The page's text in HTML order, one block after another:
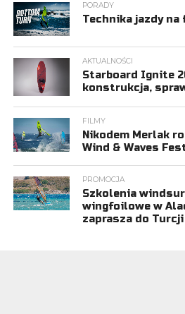
PORADY
Technika jazdy
AKTUALNOŚCI
Starboard Ignite
konstrukcja,
FILMY
Nikodem Merlak
Wind & Waves
PROMOCJA
Szkolenia
wingfoilowe w
zaprasza do Turcji